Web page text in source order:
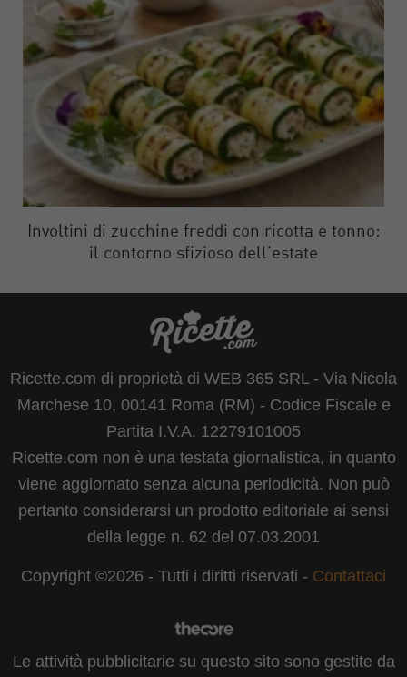
Involtini di zucchine freddi con ricotta e tonno:
il contorno sfizioso dell’estate
Ricette.com di proprietà di WEB 365 SRL - Via Nicola
Marchese 10, 00141 Roma (RM) - Codice Fiscale e
Partita I.V.A. 12279101005
Ricette.com non è una testata giornalistica, in quanto
viene aggiornato senza alcuna periodicità. Non può
pertanto considerarsi un prodotto editoriale ai sensi
della legge n. 62 del 07.03.2001
Copyright ©2026 - Tutti i diritti riservati - Contattaci
Le attività pubblicitarie su questo sito sono gestite da